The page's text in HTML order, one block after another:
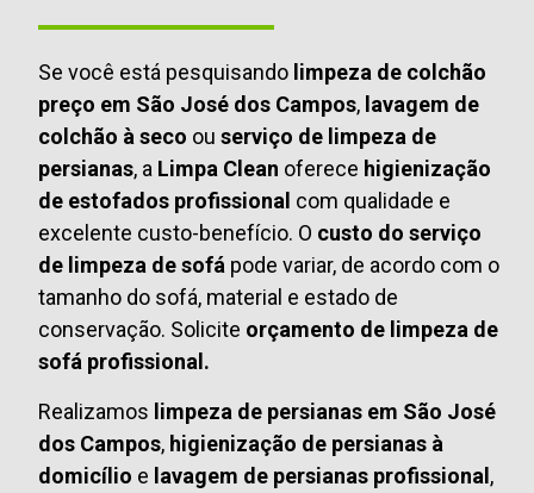
Se você está pesquisando limpeza de colchão
preço em São José dos Campos, lavagem de
colchão à seco ou serviço de limpeza de
persianas, a Limpa Clean oferece higienização
de estofados profissional com qualidade e
excelente custo-benefício. O custo do serviço
de limpeza de sofá pode variar, de acordo com o
tamanho do sofá, material e estado de
conservação. Solicite orçamento de limpeza de
sofá profissional.
Realizamos limpeza de persianas em São José
dos Campos, higienização de persianas à
domicílio e lavagem de persianas profissional,